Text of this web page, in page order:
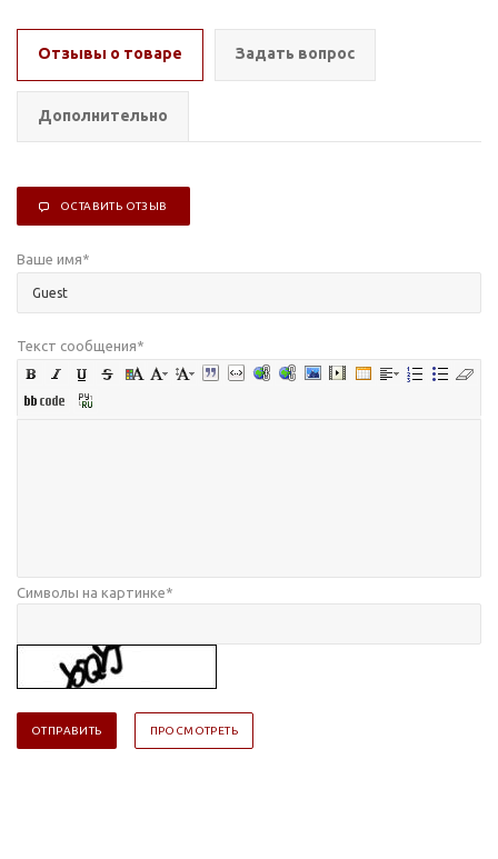
Отзывы о товаре Задать вопрос
Дополнительно
ОСТАВИТЬ ОТЗЫВ
Ваше имя*
Текст сообщения*
Символы на картинке*